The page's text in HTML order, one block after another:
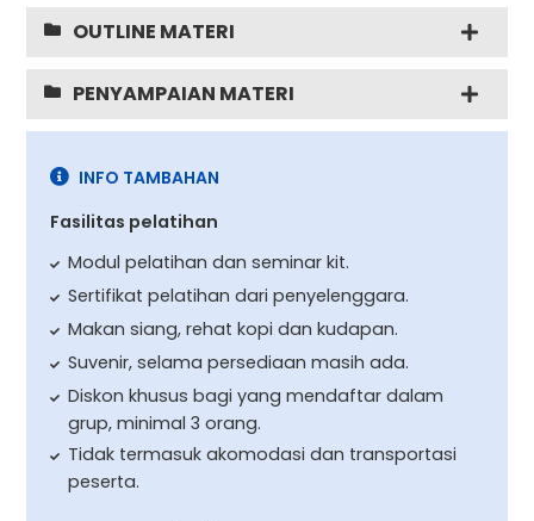
OUTLINE MATERI
PENYAMPAIAN MATERI
INFO TAMBAHAN
Fasilitas pelatihan
Modul pelatihan dan seminar kit.
Sertifikat pelatihan dari penyelenggara.
Makan siang, rehat kopi dan kudapan.
Suvenir, selama persediaan masih ada.
Diskon khusus bagi yang mendaftar dalam
grup, minimal 3 orang.
Tidak termasuk akomodasi dan transportasi
peserta.